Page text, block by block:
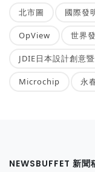
北市圖 國際發
OpView 世界
JDIE日本設計創意
Microchip 永
NEWSBUFFET 新聞